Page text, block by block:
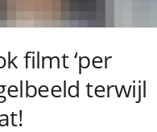
filmt ‘per
terwijl